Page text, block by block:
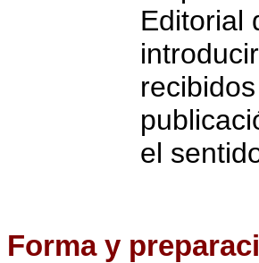
Editorial
el
Formay